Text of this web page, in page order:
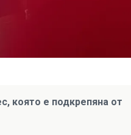
която е подкрепяна от